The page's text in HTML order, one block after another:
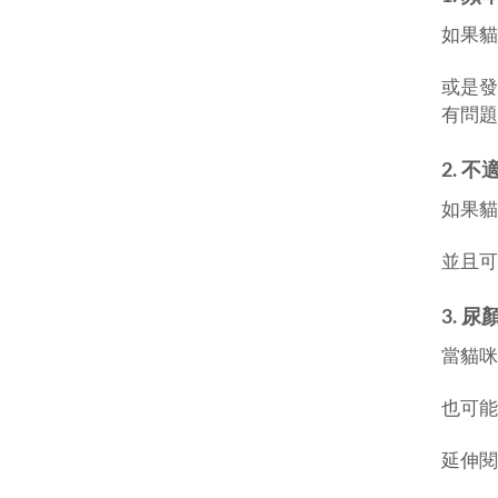
如果
或是
有問
2. 不
如果
並且
3. 尿
當貓
也可
延伸